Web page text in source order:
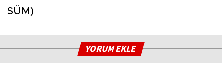
SÜM)
YORUM EKLE